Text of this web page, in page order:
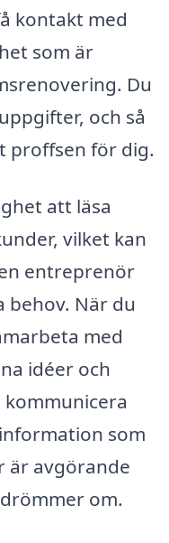
kontakt med
som är
Du
och så
proffsen för dig.
att läsa
vilket kan
entreprenör
behov. När du
med
idéer och
som
är avgörande
om.